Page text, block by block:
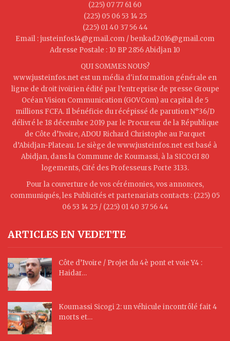
(225) 07 77 61 60
(225) 05 06 53 14 25
(225) 01 40 37 56 44
Email : justeinfos14@gmail.com / benkad2016@gmail.com
Adresse Postale : 10 BP 2856 Abidjan 10
QUI SOMMES NOUS?
www.justeinfos.net est un média d'information générale en
ligne de droit ivoirien édité par l’entreprise de presse Groupe
Océan Vision Communication (GOVCom) au capital de 5
millions FCFA. Il bénéficie du récépissé de parution N°36/D
délivré le 18 décembre 2019 par le Procureur de la République
de Côte d’Ivoire, ADOU Richard Christophe au Parquet
d’Abidjan-Plateau. Le siège de www.justeinfos.net est basé à
Abidjan, dans la Commune de Koumassi, à la SICOGI 80
logements, Cité des Professeurs Porte 3133.
Pour la couverture de vos cérémonies, vos annonces,
communiqués, les Publicités et partenariats contacts : (225) 05
06 53 14 25 / (225) 01 40 37 56 44
ARTICLES EN VEDETTE
Côte d’Ivoire / Projet du 4è pont et voie Y4 :
Haidar…
Koumassi Sicogi 2: un véhicule incontrôlé fait 4
morts et…